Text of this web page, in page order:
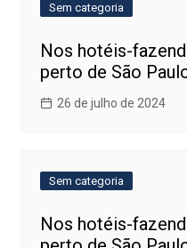
Sem categoria
Nos hotéis-
perto de São
26 de julho de 2024
Sem categoria
Nos hotéis-